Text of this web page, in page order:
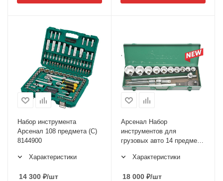
Набор инструмента
Арсенал 108 предмета (С)
8144900
Характеристики
14 300 ₽/шт
Арсенал Набор
инструментов для
грузовых авто 14 предмет
Характеристики
18 000 ₽/шт